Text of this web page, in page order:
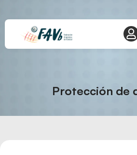
Protección de